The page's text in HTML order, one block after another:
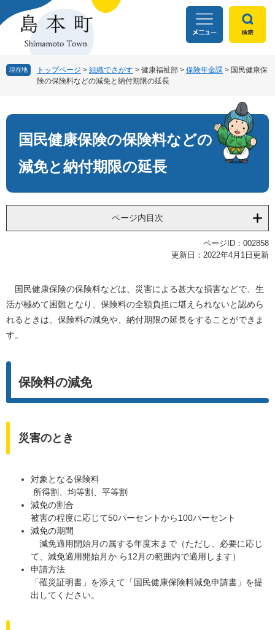
ー
ニ
本
現在地 トップページ > 組織でさがす > 健康福祉部 > 保険年金課 > 国民健康保
険の保険料などの減免と納付期限の延長
文
国民健康保険の保険料などの
減免と納付期限の延長
ページ内目次
ページID：002858
更新日：2022年4月1日更新
国民健康保険の保険料などは、災害による甚大な損害などで、生
活が極めて困難となり、保険料の全額負担に堪えられないと認めら
れるときは、保険料の減免や、納付期限の延長をすることができま
す。
保険料の減免
災害のとき
対象となる保険料
所得割、均等割、平等割
減免の割合
被害の程度に応じて50パーセントから100パーセント
減免の期間
減免適用開始月の属する年度末まで（ただし、必要に応じ
て、減免適用開始月か ら12月の範囲内で適用します）
申請方法
「罹災証明書」を添えて「国民健康保険料減免申請書」を提
出してください。